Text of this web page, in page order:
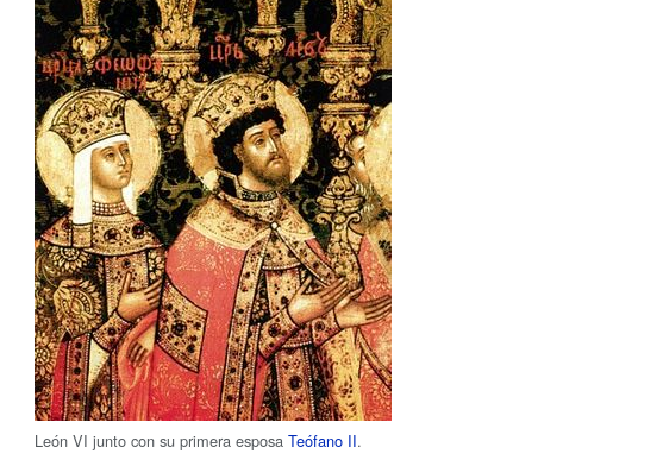
León VI junto con su primera esposaTeófano II.